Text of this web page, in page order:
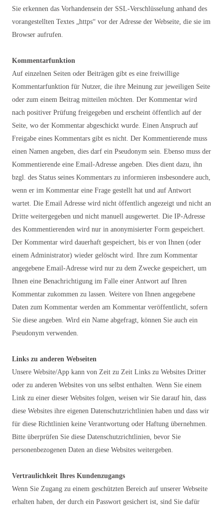
Sie erkennen das Vorhandensein der SSL-Verschlüsselung anhand des
vorangestellten Textes „https“ vor der Adresse der Webseite, die sie im
Browser aufrufen.
Kommentarfunktion
Auf einzelnen Seiten oder Beiträgen gibt es eine freiwillige
Kommentarfunktion für Nutzer, die ihre Meinung zur jeweiligen Seite
oder zum einem Beitrag mitteilen möchten. Der Kommentar wird
nach positiver Prüfung freigegeben und erscheint öffentlich auf der
Seite, wo der Kommentar abgeschickt wurde. Einen Anspruch auf
Freigabe eines Kommentars gibt es nicht. Der Kommentierende muss
einen Namen angeben, dies darf ein Pseudonym sein. Ebenso muss der
Kommentierende eine Email-Adresse angeben. Dies dient dazu, ihn
bzgl. des Status seines Kommentars zu informieren insbesondere auch,
wenn er im Kommentar eine Frage gestellt hat und auf Antwort
wartet. Die Email Adresse wird nicht öffentlich angezeigt und nicht an
Dritte weitergegeben und nicht manuell ausgewertet. Die IP-Adresse
des Kommentierenden wird nur in anonymisierter Form gespeichert.
Der Kommentar wird dauerhaft gespeichert, bis er von Ihnen (oder
einem Administrator) wieder gelöscht wird. Ihre zum Kommentar
angegebene Email-Adresse wird nur zu dem Zwecke gespeichert, um
Ihnen eine Benachrichtigung im Falle einer Antwort auf Ihren
Kommentar zukommen zu lassen. Weitere von Ihnen angegebene
Daten zum Kommentar werden am Kommentar veröffentlicht, sofern
Sie diese angeben. Wird ein Name abgefragt, können Sie auch ein
Pseudonym verwenden.
Links zu anderen Webseiten
Unsere Website/App kann von Zeit zu Zeit Links zu Websites Dritter
oder zu anderen Websites von uns selbst enthalten. Wenn Sie einem
Link zu einer dieser Websites folgen, weisen wir Sie darauf hin, dass
diese Websites ihre eigenen Datenschutzrichtlinien haben und dass wir
für diese Richtlinien keine Verantwortung oder Haftung übernehmen.
Bitte überprüfen Sie diese Datenschutzrichtlinien, bevor Sie
personenbezogenen Daten an diese Websites weitergeben.
Vertraulichkeit Ihres Kundenzugangs
Wenn Sie Zugang zu einem geschützten Bereich auf unserer Webseite
erhalten haben, der durch ein Passwort gesichert ist, sind Sie dafür